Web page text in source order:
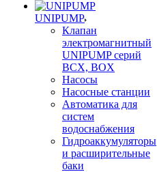
UNIPUMP
Клапан
электромагнитный
UNIPUMP серий
BCX, BOX
Насосы
Насосные станции
Автоматика для
систем
водоснабжения
Гидроаккумуляторы
и расширительные
баки